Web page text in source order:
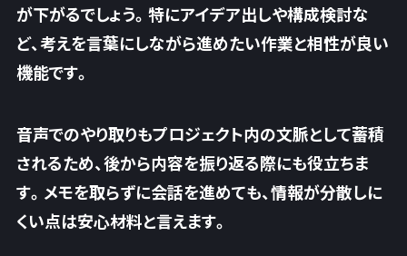
が下がるでしょう。特にアイデア出しや構成検討な
ど、考えを言葉にしながら進めたい作業と相性が良い
機能です。
音声でのやり取りもプロジェクト内の文脈として蓄積
されるため、後から内容を振り返る際にも役立ちま
す。メモを取らずに会話を進めても、情報が分散しに
くい点は安心材料と言えます。